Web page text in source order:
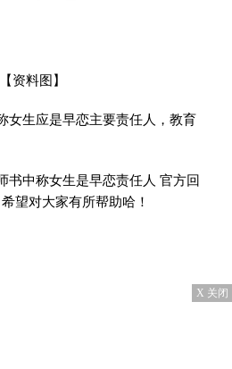
【资料图】
女生应是早恋主要责任人，教育
书中称女生是早恋责任人 官方回
望对大家有所帮助哈！
X 关闭